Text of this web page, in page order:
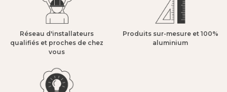
Réseau d'installateurs
qualifiés et proches de chez
vous​
Produits sur-mesure et 100%
aluminium​